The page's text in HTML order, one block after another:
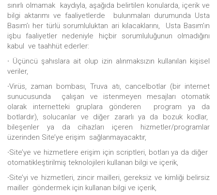
sınırlı olmamak kaydıyla, aşağıda belirtilen konularda, içerik ve
bilgi aktarımı ve faaliyetlerde bulunmaları durumunda Usta
Basım’ı her türlü sorumluluktan ari kılacaklarını, Usta Basım’ın
işbu faaliyetler nedeniyle hiçbir sorumluluğunun olmadığını
kabul ve taahhüt ederler:
∙ Üçüncü şahıslara ait olup izin alınmaksızın kullanılan kişisel
veriler,
∙Virüs, zaman bombası, Truva atı, cancelbotlar (bir internet
sunucusunda çalışan ve istenmeyen mesajları otomatik
olarak internetteki gruplara gönderen program ya da
botlardır), solucanlar ve diğer zararlı ya da bozuk kodlar,
bileşenler ya da cihazları içeren hizmetler/programlar
üzerinden Site’ye erişim sağlanmayacaktır,
∙Site’ye ve hizmetlere erişim için scriptleri, botları ya da diğer
otomatikleştirilmiş teknolojileri kullanan bilgi ve içerik,
∙Site’yi ve hizmetleri, zincir mailleri, gereksiz ve kimliği belirsiz
mailler göndermek için kullanan bilgi ve içerik,